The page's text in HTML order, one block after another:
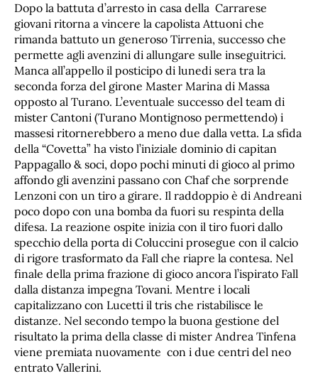
Dopo la battuta d’arresto in casa della Carrarese
giovani ritorna a vincere la capolista Attuoni che
rimanda battuto un generoso Tirrenia, successo che
permette agli avenzini di allungare sulle inseguitrici.
Manca all’appello il posticipo di lunedi sera tra la
seconda forza del girone Master Marina di Massa
opposto al Turano. L’eventuale successo del team di
mister Cantoni (Turano Montignoso permettendo) i
massesi ritornerebbero a meno due dalla vetta. La sfida
della “Covetta” ha visto l’iniziale dominio di capitan
Pappagallo & soci, dopo pochi minuti di gioco al primo
affondo gli avenzini passano con Chaf che sorprende
Lenzoni con un tiro a girare. Il raddoppio è di Andreani
poco dopo con una bomba da fuori su respinta della
difesa. La reazione ospite inizia con il tiro fuori dallo
specchio della porta di Coluccini prosegue con il calcio
di rigore trasformato da Fall che riapre la contesa. Nel
finale della prima frazione di gioco ancora l’ispirato Fall
dalla distanza impegna Tovani. Mentre i locali
capitalizzano con Lucetti il tris che ristabilisce le
distanze. Nel secondo tempo la buona gestione del
risultato la prima della classe di mister Andrea Tinfena
viene premiata nuovamente con i due centri del neo
entrato Vallerini.